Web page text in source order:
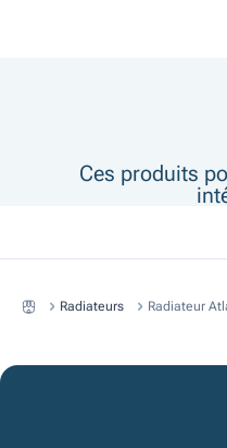
Ces produits
Radiateurs Radiateur